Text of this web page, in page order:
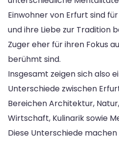
Einwohner von Erfurt sind
und ihre Liebe zur Tradition
Zuger eher für ihren Fokus
berühmt sind.
Insgesamt zeigen sich also
Unterschiede zwischen
Bereichen Architektur,
Wirtschaft, Kulinarik sowie
Diese Unterschiede